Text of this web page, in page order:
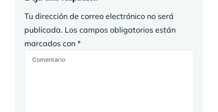
Tu dirección de correo electrónico no será
publicada. Los campos obligatorios están
marcados con *